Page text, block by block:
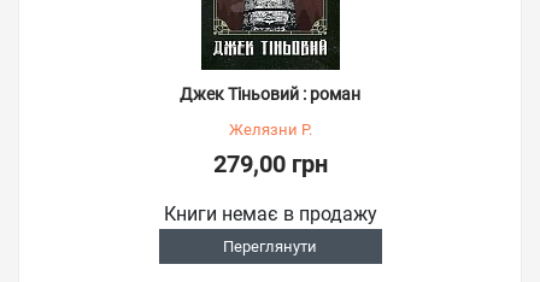
Джек Тіньовий : роман
Желязни Р.
279,00 грн
Книги немає в продажу
Переглянути